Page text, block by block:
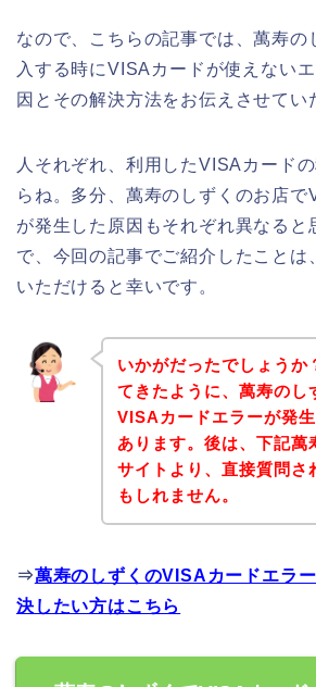
なので、こちらの記事では、萬寿の
入する時にVISAカードが使えない
因とその解決方法をお伝えさせてい
人それぞれ、利用したVISAカード
らね。多分、萬寿のしずくのお店で
が発生した原因もそれぞれ異なると
で、今回の記事でご紹介したことは
いただけると幸いです。
いかがだったでしょうか
てきたように、萬寿のし
VISAカードエラーが発
あります。後は、下記萬
サイトより、直接質問さ
もしれません。
⇒萬寿のしずくのVISAカードエラ
決したい方はこちら